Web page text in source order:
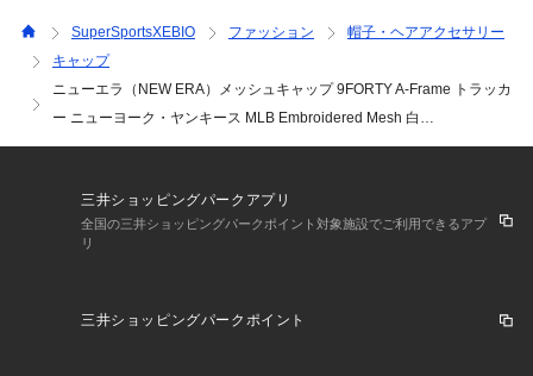
SuperSportsXEBIO ファッション
帽子・ヘアアクセサリー
キャップ
ニューエラ（NEW ERA）メッシュキャップ 9FORTY A-Frame トラッカ
ー ニューヨーク・ヤンキース MLB Embroidered Mesh 白…
三井ショッピングパークアプリ
全国の三井ショッピングパークポイント対象施設でご利用できるアプ
リ
三井ショッピングパークポイント